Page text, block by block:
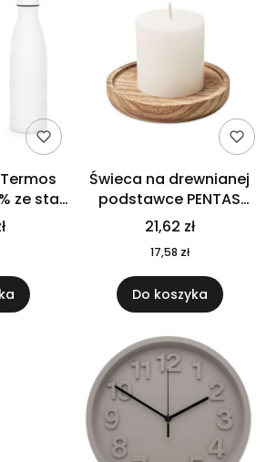
Termos
ze stali
z
94294
Świeca na drewnianej
podstawce PENTAS
MO6282-40
21,62 zł
17,58 zł
Do koszyka